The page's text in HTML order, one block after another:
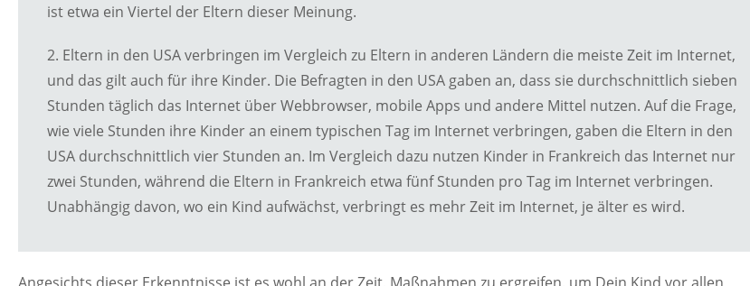
ist etwa ein Viertel der Eltern dieser Meinung.
2. Eltern in den USA verbringen im Vergleich zu Eltern in anderen Ländern die meiste Zeit im Internet,
und das gilt auch für ihre Kinder. Die Befragten in den USA gaben an, dass sie durchschnittlich sieben
Stunden täglich das Internet über Webbrowser, mobile Apps und andere Mittel nutzen. Auf die Frage,
wie viele Stunden ihre Kinder an einem typischen Tag im Internet verbringen, gaben die Eltern in den
USA durchschnittlich vier Stunden an. Im Vergleich dazu nutzen Kinder in Frankreich das Internet nur
zwei Stunden, während die Eltern in Frankreich etwa fünf Stunden pro Tag im Internet verbringen.
Unabhängig davon, wo ein Kind aufwächst, verbringt es mehr Zeit im Internet, je älter es wird.